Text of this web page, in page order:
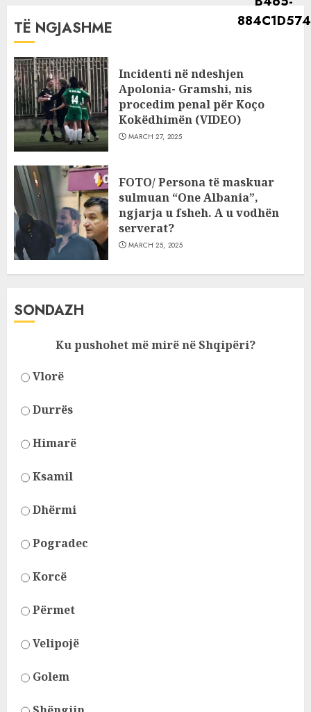
TË NGJASHME
Incidenti në ndeshjen
Apolonia- Gramshi, nis
procedim penal për Koço
Kokëdhimën (VIDEO)
MARCH 27, 2025
FOTO/ Persona të maskuar
sulmuan “One Albania”,
ngjarja u fsheh. A u vodhën
serverat?
MARCH 25, 2025
SONDAZH
Ku pushohet më mirë në Shqipëri?
Vlorë
Durrës
Himarë
Ksamil
Dhërmi
Pogradec
Korcë
Përmet
Velipojë
Golem